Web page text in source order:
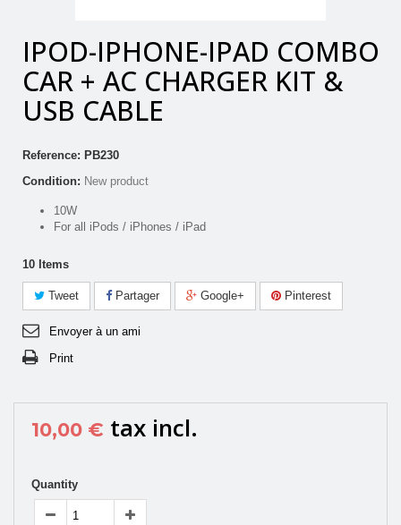
IPOD-IPHONE-IPAD COMBO
CAR + AC CHARGER KIT &
USB CABLE
Reference: PB230
Condition: New product
10W
For all iPods / iPhones / iPad
10 Items
Tweet Partager Google+ Pinterest
Envoyer à un ami
Print
10,00 € tax incl.
Quantity